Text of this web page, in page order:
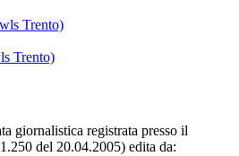
Trento)
Trento)
giornalistica registrata presso il
del 20.04.2005) edita da: